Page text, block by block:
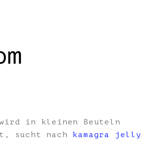
in kleinen Beuteln
sucht nachkamagra jelly